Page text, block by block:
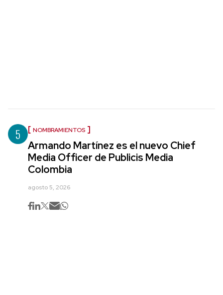
5 NOMBRAMIENTOS
Armando Martínez es el nuevo Chief
Media Officer de Publicis Media
Colombia
agosto 5, 2026